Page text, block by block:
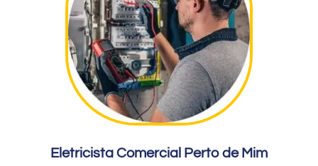
Eletricista Comercial Perto de Mim